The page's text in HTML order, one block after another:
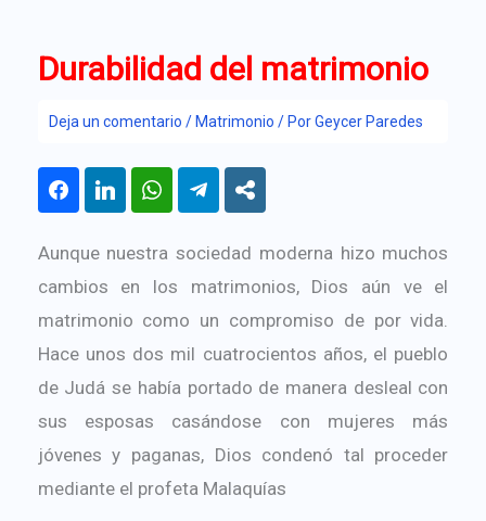
Durabilidad del matrimonio
Deja un comentario / Matrimonio / PorGeycer Paredes
Aunque nuestra sociedad moderna hizo muchos
cambios en los matrimonios, Dios aún ve el
matrimonio como un compromiso de por vida.
Hace unos dos mil cuatrocientos años, el pueblo
de Judá se había portado de manera desleal con
sus esposas casándose con mujeres más
jóvenes y paganas, Dios condenó tal proceder
mediante el profeta Malaquías